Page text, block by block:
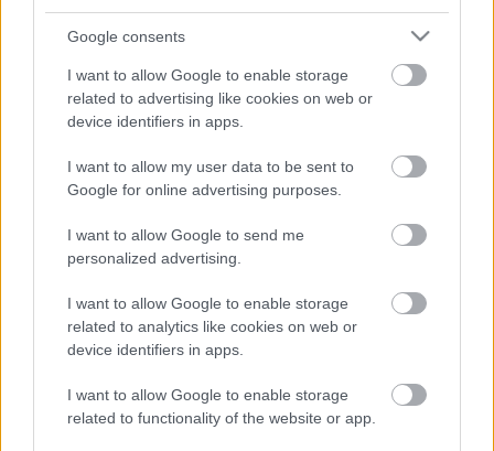
Google consents
I want to allow Google to enable storage
related to advertising like cookies on web or
device identifiers in apps.
I want to allow my user data to be sent to
Google for online advertising purposes.
I want to allow Google to send me
personalized advertising.
I want to allow Google to enable storage
related to analytics like cookies on web or
device identifiers in apps.
I want to allow Google to enable storage
related to functionality of the website or app.
HIRDETÉS
LEGOLVASOTTABB
Indul a diákok pénzügyi ismereteit
erősítő Pénz7 programsorozat
Budapest-Pécs, Budapest-Szolnok:
gyorsabb és biztonságosabb lett a vasút